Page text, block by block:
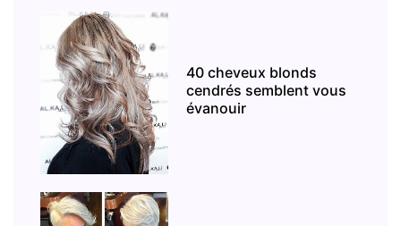
40 cheveux blonds
cendrés semblent vous
évanouir